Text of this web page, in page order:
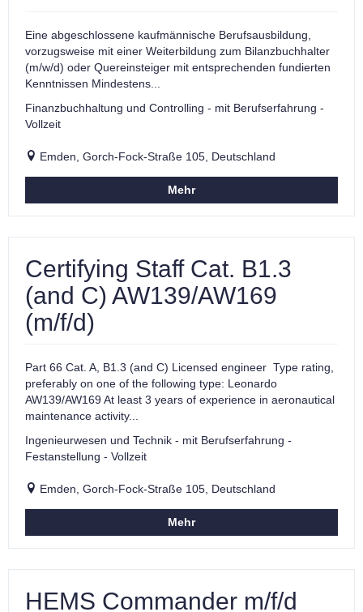
Eine abgeschlossene kaufmännische Berufsausbildung,
vorzugsweise mit einer Weiterbildung zum Bilanzbuchhalter
(m/w/d) oder Quereinsteiger mit entsprechenden fundierten
Kenntnissen Mindestens...
Finanzbuchhaltung und Controlling - mit Berufserfahrung -
Vollzeit
Emden, Gorch-Fock-Straße 105, Deutschland
Mehr
Certifying Staff Cat. B1.3
(and C) AW139/AW169
(m/f/d)
Part 66 Cat. A, B1.3 (and C) Licensed engineer Type rating,
preferably on one of the following type: Leonardo
AW139/AW169 At least 3 years of experience in aeronautical
maintenance activity...
Ingenieurwesen und Technik - mit Berufserfahrung -
Festanstellung - Vollzeit
Emden, Gorch-Fock-Straße 105, Deutschland
Mehr
HEMS Commander m/f/d